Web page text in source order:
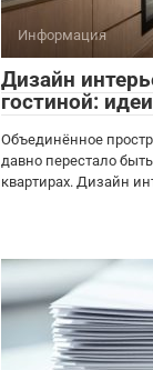
Информация
Дизайн
гостиной:
Объединённое
давно перестало
квартирах. Дизайн